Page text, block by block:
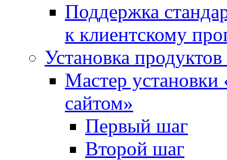
Поддержка
к клиентскому
Установка
Мастер
сайтом»
Первый шаг
Второй шаг